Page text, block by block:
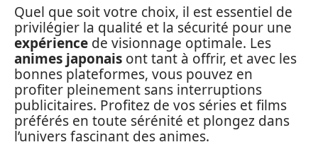
Quel que soit votre choix, il est essentiel de
privilégier la qualité et la sécurité pour une
expérience de visionnage optimale. Les
animes japonais ont tant à offrir, et avec les
bonnes plateformes, vous pouvez en
profiter pleinement sans interruptions
publicitaires. Profitez de vos séries et films
préférés en toute sérénité et plongez dans
l’univers fascinant des animes.